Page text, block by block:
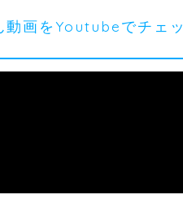
動画をYoutubeでチェッ